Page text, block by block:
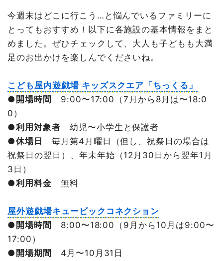
今週末はどこに行こう…と悩んでいるファミリーに
とってもおすすめ！以下に各施設の基本情報をまと
めました。ぜひチェックして、大人も子どもも大満
足のお出かけを楽しんでくださいね。
こども屋内遊戯場 キッズスクエア「ちっくる」
● 開場時間
9:00〜17:00（7月から8月は〜18:0
0）
●利用対象者 幼児〜小学生と保護者
●休場日
毎月第4月曜日（但し、祝祭日の場合は
祝祭日の翌日）、年末年始（12月30日から翌年1月
3日）
●利用料金 無料
屋外遊戯場キュービックコネクション
● 開場時間
8:00〜18:00（9月から10月は9:00〜
17:00）
● 開場期間
4月〜10月31日